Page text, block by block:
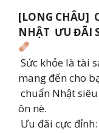
[LONG CHÂU]
NHẬT ƯU ĐÃI
Sức khỏe là tài
mang đến cho
chuẩn Nhật
ôn nè.
Ưu đãi cực đỉnh: